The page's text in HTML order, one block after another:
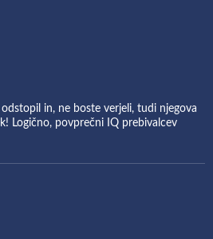
in, ne boste verjeli, tudi njegova
Logično, povprečni IQ prebivalcev